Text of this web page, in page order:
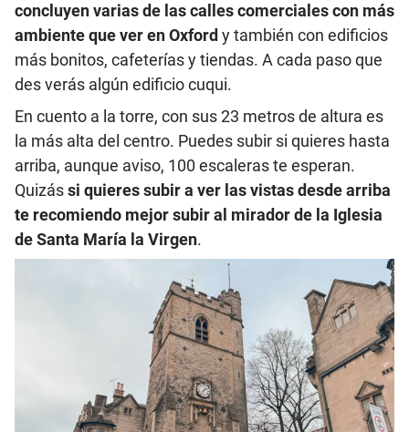
concluyen varias de las calles comerciales con más
ambiente que ver en Oxford y también con edificios
más bonitos, cafeterías y tiendas. A cada paso que
des verás algún edificio cuqui.
En cuento a la torre, con sus 23 metros de altura es
la más alta del centro. Puedes subir si quieres hasta
arriba, aunque aviso, 100 escaleras te esperan.
Quizássi quieres subir a ver las vistas desde arriba
te recomiendo mejor subir al mirador de la Iglesia
de Santa María la Virgen.